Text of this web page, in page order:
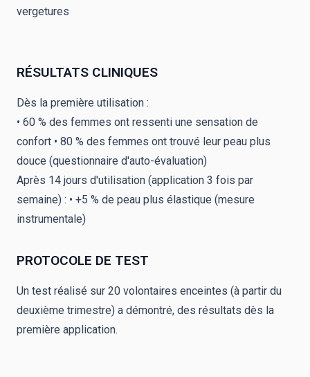
vergetures
RÉSULTATS CLINIQUES
Dès la première utilisation :
• 60 % des femmes ont ressenti une sensation de
confort • 80 % des femmes ont trouvé leur peau plus
douce (questionnaire d'auto-évaluation)
Après 14 jours d'utilisation (application 3 fois par
semaine) : • +5 % de peau plus élastique (mesure
instrumentale)
PROTOCOLE DE TEST
Un test réalisé sur 20 volontaires enceintes (à partir du
deuxième trimestre) a démontré, des résultats dès la
première application.